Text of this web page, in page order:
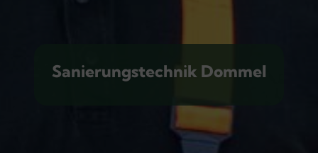
Sanierungstechnik Dommel